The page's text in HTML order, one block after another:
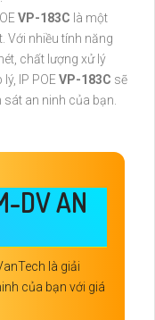
VP-183C là một
Với nhiều tính năng
chất lượng xử lý
IP POEVP-183C sẽ
sát an ninh của bạn.
DV AN
là giải
của bạn với giá